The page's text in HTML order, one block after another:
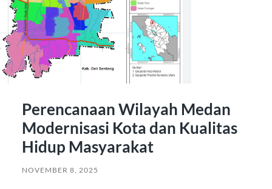
Perencanaan Wilayah Medan
Modernisasi Kota dan Kualitas
Hidup Masyarakat
NOVEMBER 8, 2025